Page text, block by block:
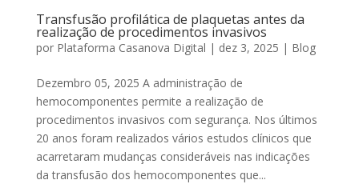
Transfusão profilática de plaquetas antes da
realização de procedimentos invasivos
por Plataforma Casanova Digital | dez 3, 2025 | Blog
Dezembro 05, 2025 A administração de
hemocomponentes permite a realização de
procedimentos invasivos com segurança. Nos últimos
20 anos foram realizados vários estudos clínicos que
acarretaram mudanças consideráveis nas indicações
da transfusão dos hemocomponentes que...